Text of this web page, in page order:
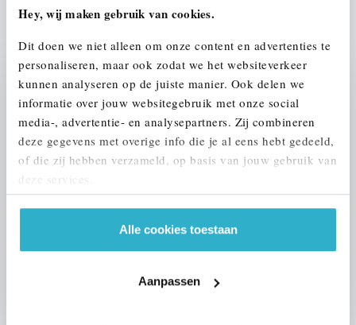
Hey, wij maken gebruik van cookies.
Dit doen we niet alleen om onze content en advertenties te
personaliseren, maar ook zodat we het websiteverkeer
kunnen analyseren op de juiste manier. Ook delen we
informatie over jouw websitegebruik met onze social
media-, advertentie- en analysepartners. Zij combineren
deze gegevens met overige info die je al eens hebt gedeeld,
of die zij hebben verzameld, op basis van jouw gebruik van
deze services.
Alle cookies toestaan
Aanpassen
Stap 1 van 3
UW AUTO INRUILEN?